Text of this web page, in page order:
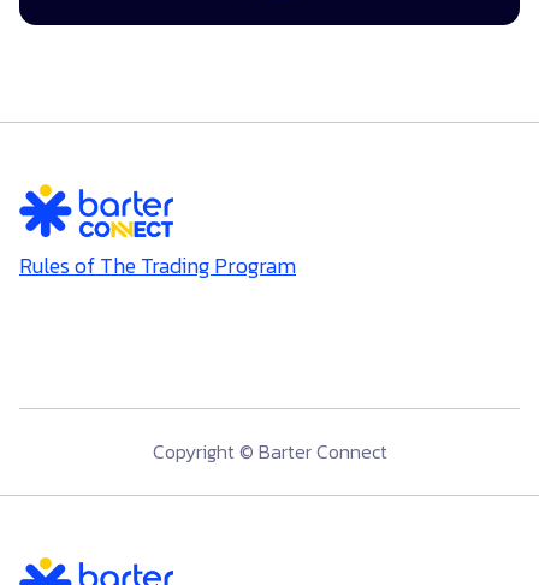
Rules of The Trading Program
Copyright © Barter Connect